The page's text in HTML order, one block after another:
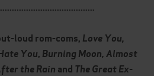
loud rom-coms, Love You,
You, Burning Moon, Almost
the Rain and The Great Ex-